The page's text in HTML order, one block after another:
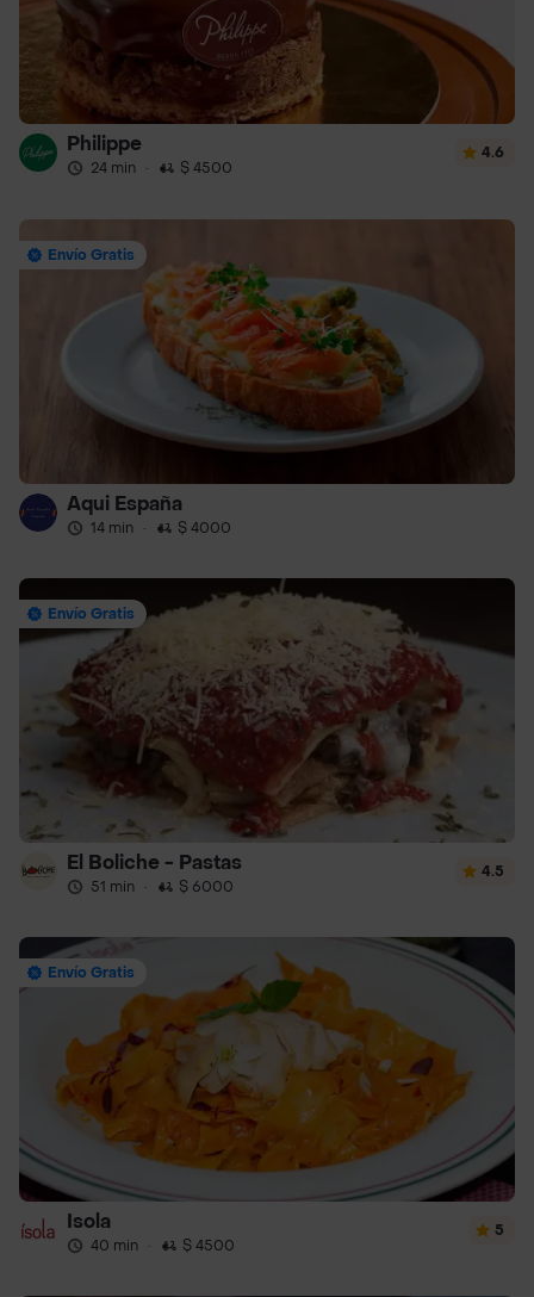
Philippe
24 min · $ 4500
4.6
Envío Gratis
Aqui España
14 min · $ 4000
Envío Gratis
El Boliche - Pastas
51 min · $ 6000
4.5
Envío Gratis
Isola
40 min · $ 4500
5